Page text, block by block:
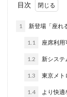
目次
1 新登場「座れ
1.1 座席利用
1.2 新システ
1.3 東京メト
1.4 より快適